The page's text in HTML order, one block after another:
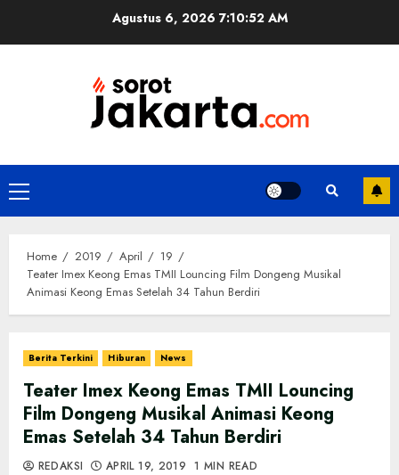
Agustus 6, 2026 7:10:52 AM
Primary
Menu
Home 2019 April
19
Teater Imex Keong Emas TMII Louncing Film Dongeng Musikal
Animasi Keong Emas Setelah 34 Tahun Berdiri
Berita Terkini Hiburan News
Teater Imex Keong Emas TMII Louncing
Film Dongeng Musikal Animasi Keong
Emas Setelah 34 Tahun Berdiri
REDAKSI APRIL 19, 2019 1 MIN READ